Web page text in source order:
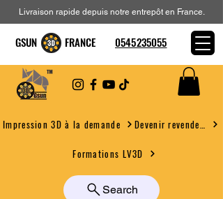
Impression 3D à la demande
Formations LV3D
Search
Livraison rapide depuis notre entrepôt en France.
GSUN FRANCE 0545235055